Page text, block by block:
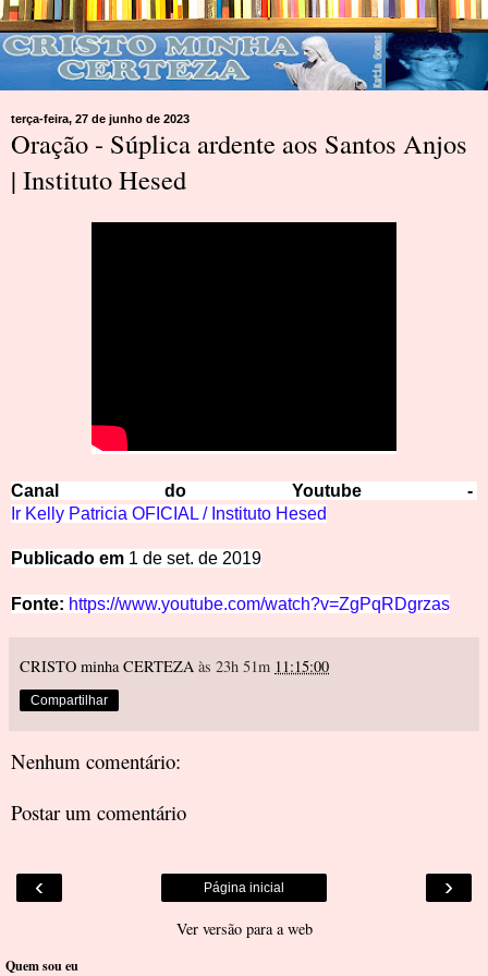
terça-feira, 27 de junho de 2023
Oração - Súplica ardente aos Santos Anjos
| Instituto Hesed
Canal do Youtube -
Ir Kelly Patricia OFICIAL / Instituto Hesed
Pub licado em 1 de set. de 2019
Fonte: https://www.youtube.com/watch?v=ZgPqRDgrzas
CRISTO minha CERTEZA às 23h 51m 11:15:00
Compartilhar
Nenhum comentário:
Postar um comentário
‹ ›
Página inicial
Ver versão para a web
Quem sou eu